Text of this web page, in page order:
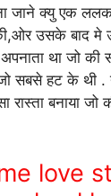
जाने क्यु एक
उसके बाद मे
था जो की
सबसे हट के थी .
रास्ता बनाया
love